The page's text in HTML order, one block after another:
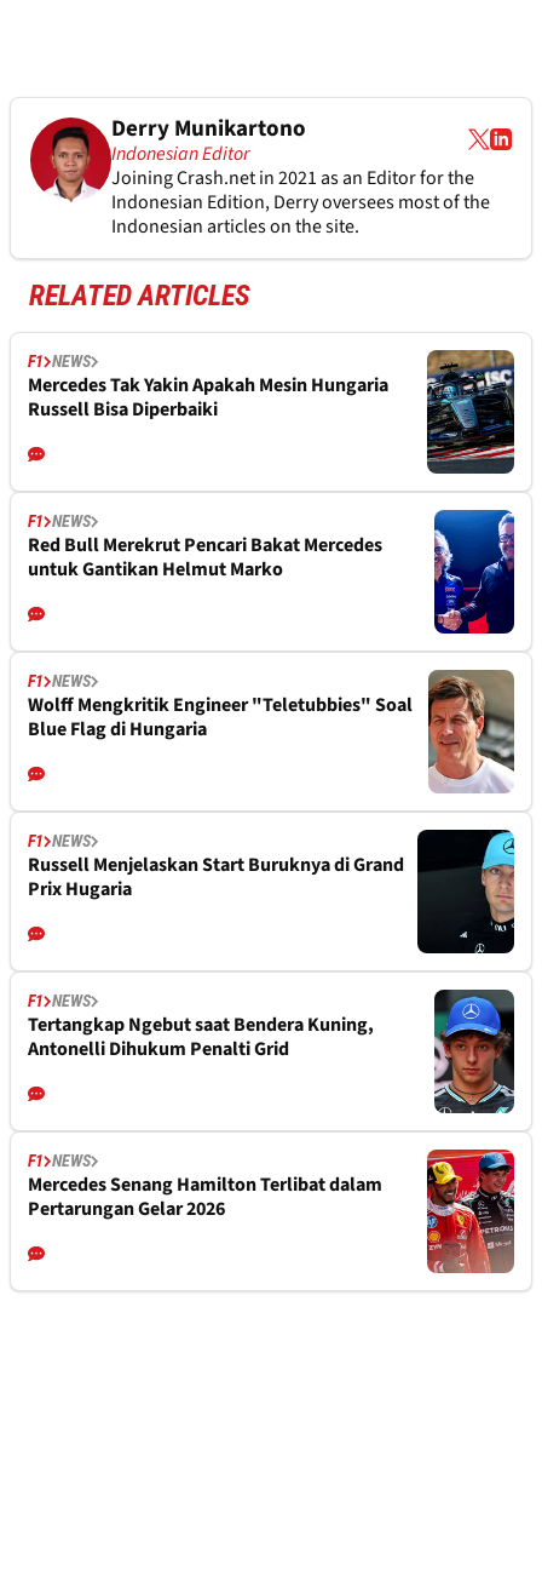
Derry Munikartono
Indonesian Editor
Joining Crash.net in 2021 as an Editor for the
Indonesian Edition, Derry oversees most of the
Indonesian articles on the site.
RELATED ARTICLES
F1 NEWS
Mercedes Tak Yakin Apakah Mesin Hungaria
Russell Bisa Diperbaiki
F1 NEWS
Red Bull Merekrut Pencari Bakat Mercedes
untuk Gantikan Helmut Marko
F1 NEWS
Wolff Mengkritik Engineer "Teletubbies" Soal
Blue Flag di Hungaria
F1 NEWS
Russell Menjelaskan Start Buruknya di Grand
Prix Hugaria
F1 NEWS
Tertangkap Ngebut saat Bendera Kuning,
Antonelli Dihukum Penalti Grid
F1 NEWS
Mercedes Senang Hamilton Terlibat dalam
Pertarungan Gelar 2026